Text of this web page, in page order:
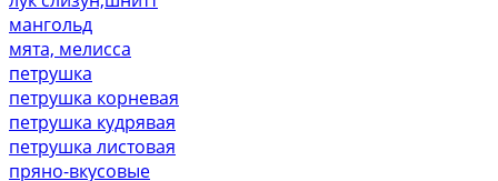
мангольд
мята, мелисса
петрушка
петрушка корневая
петрушка кудрявая
петрушка листовая
пряно-вкусовые